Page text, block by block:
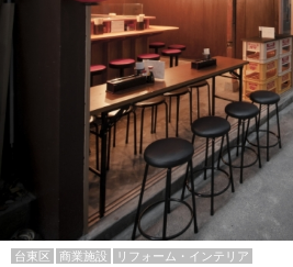
台東区 商業施設 リフォーム・インテリア